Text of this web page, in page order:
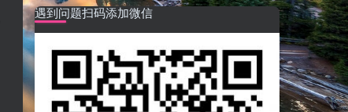
遇到问题扫码添加微信